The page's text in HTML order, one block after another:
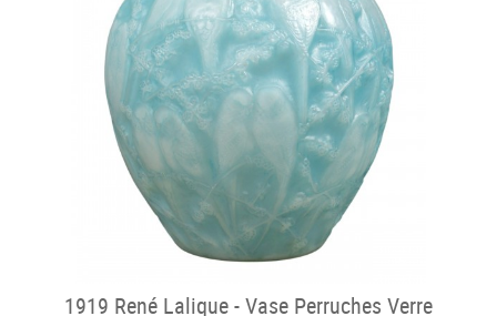
1919 René Lalique - Vase Perruches Verre